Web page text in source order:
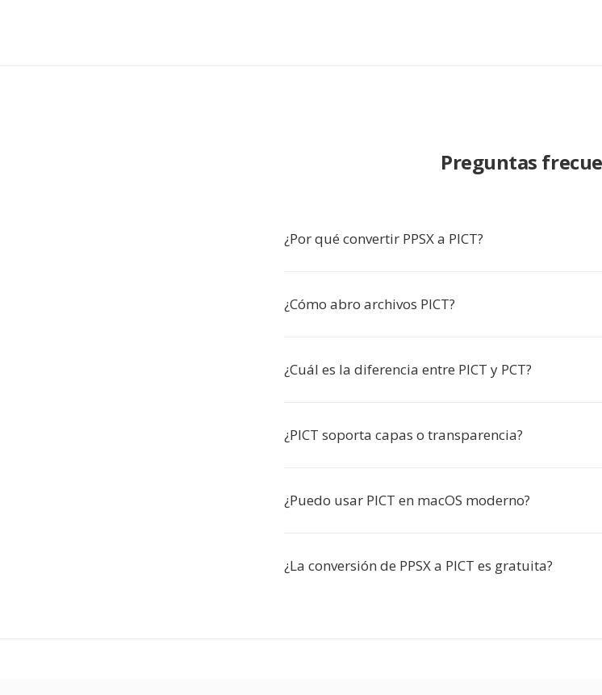
Preguntas
¿Por qué convertir PPSX a PICT?
¿Cómo abro archivos PICT?
¿Cuál es la diferencia entre PICT y PCT?
¿PICT soporta capas o transparencia?
¿Puedo usar PICT en macOS moderno?
¿La conversión de PPSX a PICT es gratuita?